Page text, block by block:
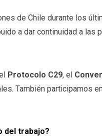
de Chile durante los
a dar continuidad a
Protocolo C29, el
También participamos
del trabajo?